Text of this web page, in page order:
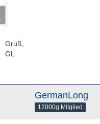
Gruß,
GL
GermanLong
12000g Mitglied